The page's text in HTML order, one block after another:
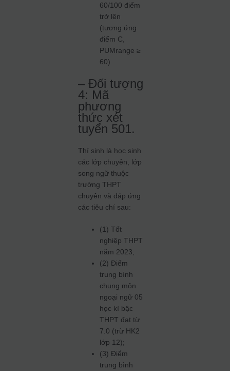
60/100 điểm
trở lên
(tương ứng
điểm C,
PUMrange ≥
60)
– Đối tượng
4: Mã
phương
thức xét
tuyển 501.
Thí sinh là học sinh
các lớp chuyên, lớp
song ngữ thuộc
trường THPT
chuyên và đáp ứng
các tiêu chí sau:
(1) Tốt
nghiệp THPT
năm 2023;
(2) Điểm
trung bình
chung môn
ngoại ngữ 05
học kì bậc
THPT đạt từ
7.0 (trừ HK2
lớp 12);
(3) Điểm
trung bình